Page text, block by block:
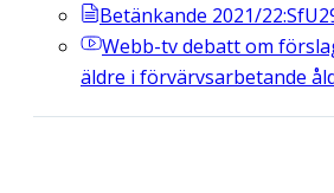
Betänkande 2021/
Webb-tvdebatt om
äldre i förvärvsarbetande